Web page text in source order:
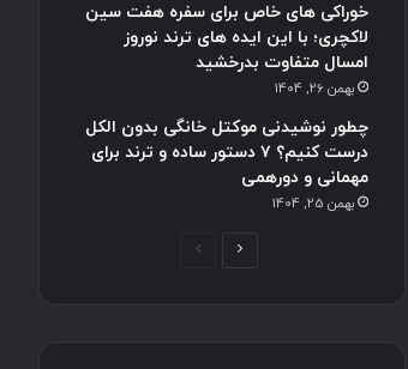
خوراکی های خاص برای سفره هفت سین
لاکچری؛ با این ایده های ترند نوروز
امسال متفاوت بدرخشید
بهمن 26, 1404
چطور نوشیدنی موکتل خانگی بدون الکل
درست کنیم؟ ۷ دستور ساده و ترند برای
مهمانی و دورهمی
بهمن 25, 1404